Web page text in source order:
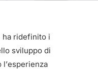
ha ridefinito i
sviluppo di